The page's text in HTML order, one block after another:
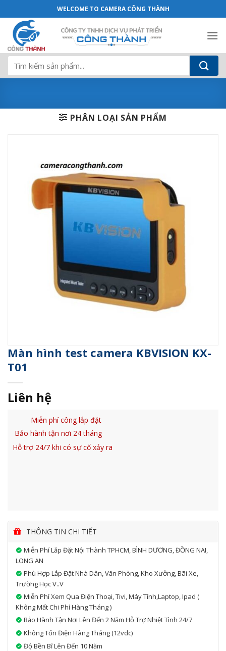
qua
dung
Màn hình test camera KBVISION KX-
WELCOME TO CAMERA CÔNG THÀNH
Tìm
kiếm:
PHÂN LOẠI SẢN PHẨM
Màn hình test camera KBVISION KX-
T01
Liên hệ
Miễn phí công lắp đặt
Bảo hành tận nơi 24 tháng
Hỗ trợ 24/7 khi có sự cố xảy ra
THÔNG TIN CHI TIẾT
Miễn Phí Lắp Đặt Nội Thành TPHCM, BÌNH DƯƠNG, ĐỒNG NAI,
LONG AN
Phù Hợp Lắp Đặt Nhà Dân, Văn Phòng, Kho Xưởng, Bãi Xe,
Trường Học V..v
Miễn Phí Xem Qua Điện Thoại, Tivi, Máy Tính,laptop, Ipad (
Không Mất Chi Phí Hàng Tháng )
Bảo Hành Tận Nơi Lên Đến 2 Năm Hỗ Trợ Nhiệt Tình 24/7
Không Tốn Điện Hàng Tháng (12vdc)
Độ Bền Bĩ Lên Đến 10 Năm